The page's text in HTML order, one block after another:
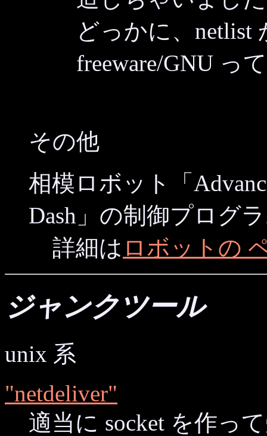
どっかに、netlist
freeware/GNU っ
その他
相模ロボット「
Dash」の制御プログ
詳細は ロボットの
ジャンクツール
unix 系
"netdeliver"
適当に socket を作っ